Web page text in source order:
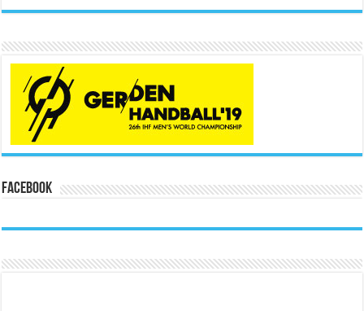
Facebook